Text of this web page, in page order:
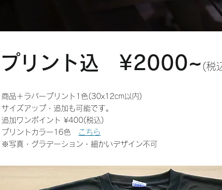
プリント込 ¥2000~ (税
商品＋ラバープリント1色(30x12cm以内)
サイズアップ・追加も可能です。
追加ワンポイント ¥400(税込)
プリントカラー16色
こちら
※写真・グラデーショ ン・細かいデザイン不可